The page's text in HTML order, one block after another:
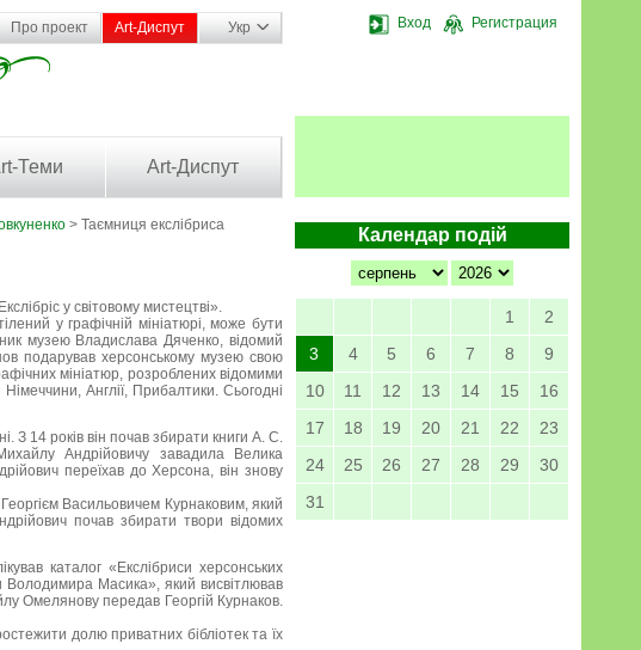
Вход Регистрация
Про проект Art-Диспут Укр
Теми Art-Диспут
Календар подій
1
2
3
4 5 6 7 8
9
10
11 12 13 14 15
16
17
18 19 20 21 22
23
24
25 26 27 28 29
30
31
> Таємниця екслібриса
у світовому мистецтві».
у графічній мініатюрі, може бути
музею Владислава Дяченко, відомий
подарував херсонському музею свою
мініатюр, розроблених відомими
Англії, Прибалтики. Сьогодні
14 років він почав збирати книги А. С.
Андрійовичу завадила Велика
переїхав до Херсона, він знову
Васильовичем Курнаковим, який
почав збирати твори відомих
каталог «Екслібриси херсонських
Володимира Масика», який висвітлював
Омелянову передав Георгій Курнаков.
долю приватних бібліотек та їх